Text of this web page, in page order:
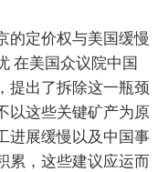
的定价权与美国缓慢
在美国众议院中国
提出了拆除这一瓶颈
这些关键矿产为原
进展缓慢以及中国事
累，这些建议应运而